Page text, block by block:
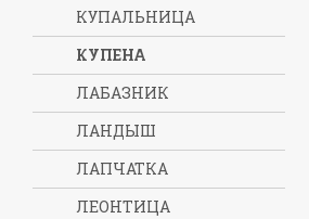
КУПАЛЬНИЦА
КУПЕНА
ЛАБАЗНИК
ЛАНДЫШ
ЛАПЧАТКА
ЛЕОНТИЦА